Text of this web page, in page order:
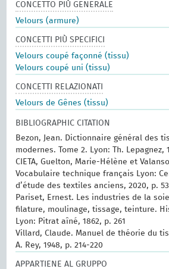
CONCETTO PIÙ GENERALE
Velours (armure)
CONCETTI PIÙ SPECIFICI
Velours coupé façonné (tissu)
Velours coupé uni (tissu)
CONCETTI RELAZIONATI
Velours de Gênes (tissu)
BIBLIOGRAPHIC CITATION
Bezon, Jean. Dictionnaire général des
modernes.‎ Tome 2.‎ Lyon: Th. Lepagnez,
CIETA, Guelton, Marie-Hélène et
Vocabulaire technique français Lyon:
d’étude des textiles anciens, 2020, p. 53
Pariset, Ernest. Les industries de la
filature, moulinage, tissage, teinture.
Lyon: Pitrat aîné, 1862, p. 261
Villard, Claude. Manuel de théorie du
A. Rey, 1948, p. 214-220
APPARTIENE AL GRUPPO